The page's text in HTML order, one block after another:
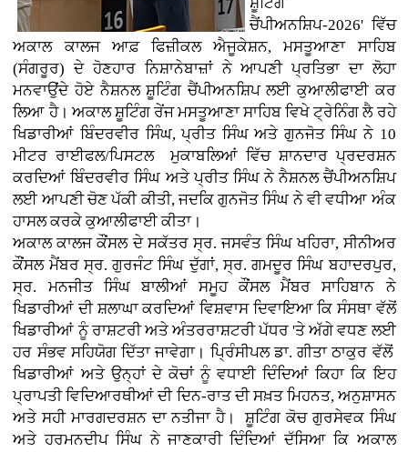
ਚੈਂਪੀਅਨਸ਼ਿਪ-2026' ਵਿੱਚ
ਅਕਾਲ ਕਾਲਜ ਆਫ਼ ਫਿਜ਼ੀਕਲ ਐਜੂਕੇਸ਼ਨ, ਮਸਤੂਆਣਾ ਸਾਹਿਬ
(ਸੰਗਰੂਰ) ਦੇ ਹੋਣਹਾਰ ਨਿਸ਼ਾਨੇਬਾਜ਼ਾਂ ਨੇ ਆਪਣੀ ਪ੍ਰਤਿਭਾ ਦਾ ਲੋਹਾ
ਮਨਵਾਉਂਦੇ ਹੋਏ ਨੈਸ਼ਨਲ ਸ਼ੂਟਿੰਗ ਚੈਂਪੀਅਨਸ਼ਿਪ ਲਈ ਕੁਆਲੀਫਾਈ ਕਰ
ਲਿਆ ਹੈ। ਅਕਾਲ ਸ਼ੂਟਿੰਗ ਰੇਂਜ ਮਸਤੂਆਣਾ ਸਾਹਿਬ ਵਿਖੇ ਟ੍ਰੇਨਿੰਗ ਲੈ ਰਹੇ
ਖਿਡਾਰੀਆਂ ਬਿੰਦਰਵੀਰ ਸਿੰਘ, ਪ੍ਰੀਤ ਸਿੰਘ ਅਤੇ ਗੁਨਜੋਤ ਸਿੰਘ ਨੇ 10
ਮੀਟਰ ਰਾਈਫਲ/ਪਿਸਟਲ ਮੁਕਾਬਲਿਆਂ ਵਿੱਚ ਸ਼ਾਨਦਾਰ ਪ੍ਰਦਰਸ਼ਨ
ਕਰਦਿਆਂ ਬਿੰਦਰਵੀਰ ਸਿੰਘ ਅਤੇ ਪ੍ਰੀਤ ਸਿੰਘ ਨੇ ਨੈਸ਼ਨਲ ਚੈਂਪੀਅਨਸ਼ਿਪ
ਲਈ ਆਪਣੀ ਚੋਣ ਪੱਕੀ ਕੀਤੀ, ਜਦਕਿ ਗੁਨਜੋਤ ਸਿੰਘ ਨੇ ਵੀ ਵਧੀਆ ਅੰਕ
ਹਾਸਲ ਕਰਕੇ ਕੁਆਲੀਫਾਈ ਕੀਤਾ।
ਅਕਾਲ ਕਾਲਜ ਕੌਂਸਲ ਦੇ ਸਕੱਤਰ ਸ੍ਰ. ਜਸਵੰਤ ਸਿੰਘ ਖਹਿਰਾ, ਸੀਨੀਅਰ
ਕੌਂਸਲ ਮੈਂਬਰ ਸ੍ਰ. ਗੁਰਜੰਟ ਸਿੰਘ ਦੁੱਗਾਂ, ਸ੍ਰ. ਗਮਦੂਰ ਸਿੰਘ ਬਹਾਦਰਪੁਰ,
ਸ੍ਰ. ਮਨਜੀਤ ਸਿੰਘ ਬਾਲੀਆਂ ਸਮੂਹ ਕੌਂਸਲ ਮੈਂਬਰ ਸਾਹਿਬਾਨ ਨੇ
ਖਿਡਾਰੀਆਂ ਦੀ ਸ਼ਲਾਘਾ ਕਰਦਿਆਂ ਵਿਸ਼ਵਾਸ ਦਿਵਾਇਆ ਕਿ ਸੰਸਥਾ ਵੱਲੋਂ
ਖਿਡਾਰੀਆਂ ਨੂੰ ਰਾਸ਼ਟਰੀ ਅਤੇ ਅੰਤਰਰਾਸ਼ਟਰੀ ਪੱਧਰ 'ਤੇ ਅੱਗੇ ਵਧਣ ਲਈ
ਹਰ ਸੰਭਵ ਸਹਿਯੋਗ ਦਿੱਤਾ ਜਾਵੇਗਾ। ਪ੍ਰਿੰਸੀਪਲ ਡਾ. ਗੀਤਾ ਠਾਕੁਰ ਵੱਲੋਂ
ਖਿਡਾਰੀਆਂ ਅਤੇ ਉਨ੍ਹਾਂ ਦੇ ਕੋਚਾਂ ਨੂੰ ਵਧਾਈ ਦਿੰਦਿਆਂ ਕਿਹਾ ਕਿ ਇਹ
ਪ੍ਰਾਪਤੀ ਵਿਦਿਆਰਥੀਆਂ ਦੀ ਦਿਨ-ਰਾਤ ਦੀ ਸਖ਼ਤ ਮਿਹਨਤ, ਅਨੁਸ਼ਾਸਨ
ਅਤੇ ਸਹੀ ਮਾਰਗਦਰਸ਼ਨ ਦਾ ਨਤੀਜਾ ਹੈ। ਸ਼ੂਟਿੰਗ ਕੋਚ ਗੁਰਸੇਵਕ ਸਿੰਘ
ਅਤੇ ਹਰਮਨਦੀਪ ਸਿੰਘ ਨੇ ਜਾਣਕਾਰੀ ਦਿੰਦਿਆਂ ਦੱਸਿਆ ਕਿ ਅਕਾਲ